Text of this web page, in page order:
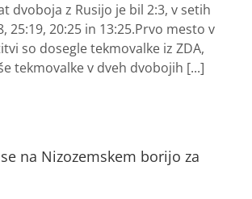
dvoboja z Rusijo je bil 2:3, v setih
25:19, 20:25 in 13:25.Prvo mesto v
so dosegle tekmovalke iz ZDA,
tekmovalke v dveh dvobojih [...]
na Nizozemskem borijo za